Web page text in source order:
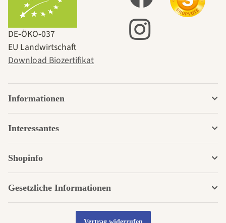
DE‑ÖKO‑037
EU Landwirtschaft
Download Biozertifikat
Informationen
Interessantes
Shopinfo
Gesetzliche Informationen